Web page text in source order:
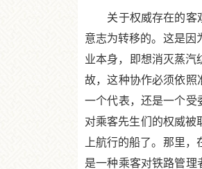
关于权威存在的客观
意志为转移的。这是因
业本身，即想消灭蒸汽
故，这种协作必须依照
一个代表，还是一个受
对乘客先生们的权威被
上航行的船了。那里
是一种乘客对铁路管理